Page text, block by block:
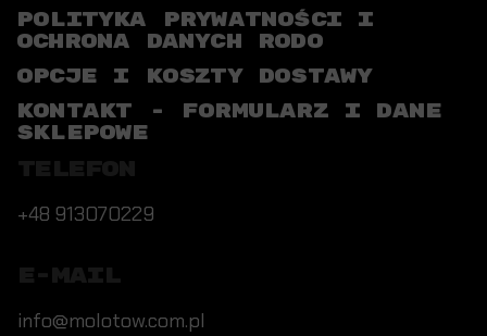
POLITYKA PRYWATNOŚCI I
OCHRONA DANYCH RODO
OPCJE I KOSZTY DOSTAWY
KONTAKT - FORMULARZ I DANE
SKLEPOWE
+48 913070229
info@molotow.com.pl